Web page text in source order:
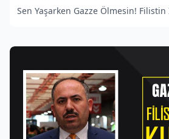
Sen Yaşarken Gazze Ölmesin!